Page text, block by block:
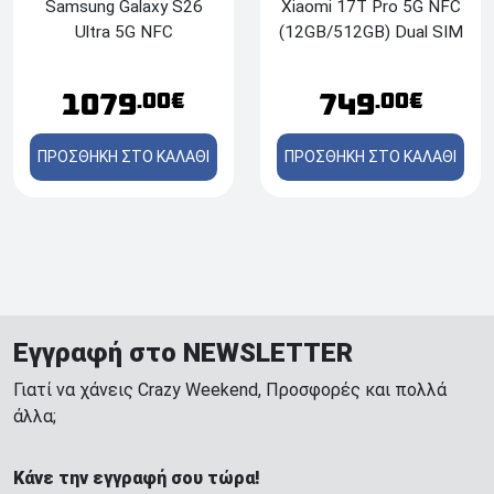
Samsung Galaxy S26
Ultra 5G NFC
1079.00€
ΠΡΟΣΘΗΚΗ ΣΤΟ ΚΑΛΑΘΙ
Xiaomi 17T Pro 5G NFC
(12GB/512GB) Dual SIM
749.00€
ΠΡΟΣΘΗΚΗ ΣΤΟ ΚΑΛΑΘΙ
Εγγραφή στο NEWSLETTER
Γιατί να χάνεις Crazy Weekend, Προσφορές και πολλά
άλλα;
Κάνε την εγγραφή σου τώρα!